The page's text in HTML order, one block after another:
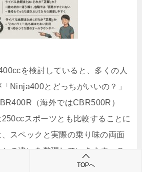
を検討していると、多くの人
Ninja400とどっちがいいの？」
（海外ではCBR500R）
スポーツとも比較することに
スペックと実際の乗り味の両面
の違いを整理していきます。こ
ころですよね。
TOPへ